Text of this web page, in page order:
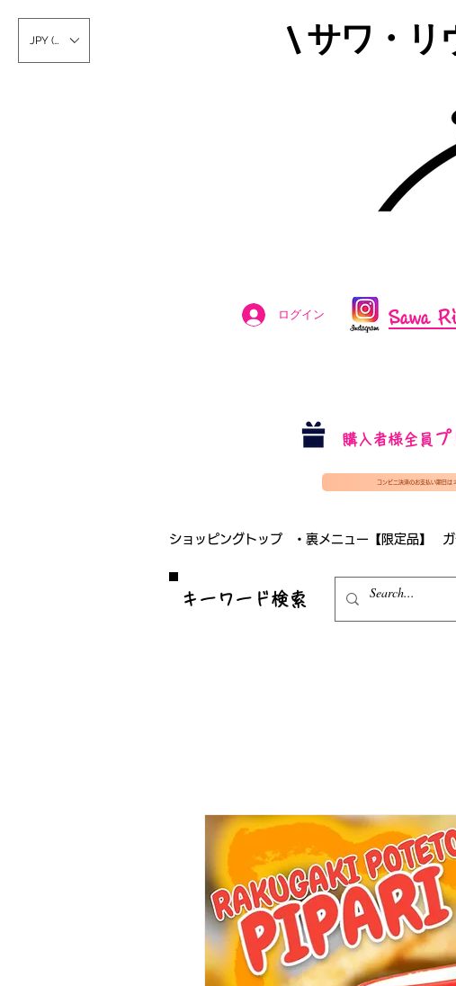
JPY (¥) \ サワ・リ
Sawa
ログイン
購入者様全員
コンビニ決済のお支払い期日は
ショッピングトップ ・裏メニュー【限定品】
​キーワード検索